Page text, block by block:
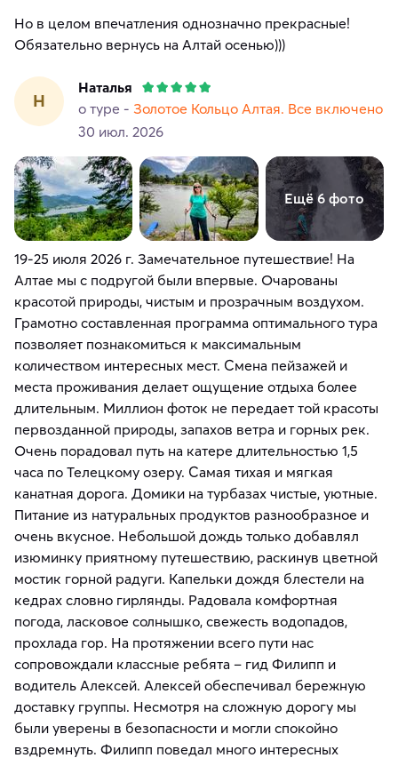
Но в целом впечатления однозначно прекрасные!
Обязательно вернусь на Алтай осенью)))
Н
Наталья
о туре - Золотое Кольцо Алтая. Все включено
30 июл. 2026
Ещё 6 фото
19-25 июля 2026 г. Замечательное путешествие! На
Алтае мы с подругой были впервые. Очарованы
красотой природы, чистым и прозрачным воздухом.
Грамотно составленная программа оптимального тура
позволяет познакомиться к максимальным
количеством интересных мест. Смена пейзажей и
места проживания делает ощущение отдыха более
длительным. Миллион фоток не передает той красоты
первозданной природы, запахов ветра и горных рек.
Очень порадовал путь на катере длительностью 1,5
часа по Телецкому озеру. Самая тихая и мягкая
канатная дорога. Домики на турбазах чистые, уютные.
Питание из натуральных продуктов разнообразное и
очень вкусное. Небольшой дождь только добавлял
изюминку приятному путешествию, раскинув цветной
мостик горной радуги. Капельки дождя блестели на
кедрах словно гирлянды. Радовала комфортная
погода, ласковое солнышко, свежесть водопадов,
прохлада гор. На протяжении всего пути нас
сопровождали классные ребята – гид Филипп и
водитель Алексей. Алексей обеспечивал бережную
доставку группы. Несмотря на сложную дорогу мы
были уверены в безопасности и могли спокойно
вздремнуть. Филипп поведал много интересных